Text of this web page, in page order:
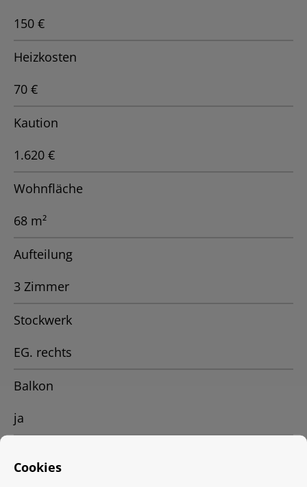
150 €
Heizkosten
70 €
Kaution
1.620 €
Wohnfläche
68 m²
Aufteilung
3 Zimmer
Stockwerk
EG. rechts
Balkon
ja
Cookies